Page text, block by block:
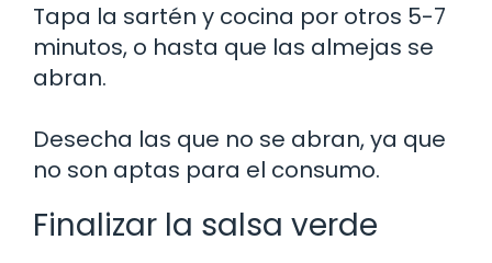
Tapa la sartén y cocina por otros 5-7
minutos, o hasta que las almejas se
abran.
Desecha las que no se abran, ya que
no son aptas para el consumo.
Finalizar la salsa verde